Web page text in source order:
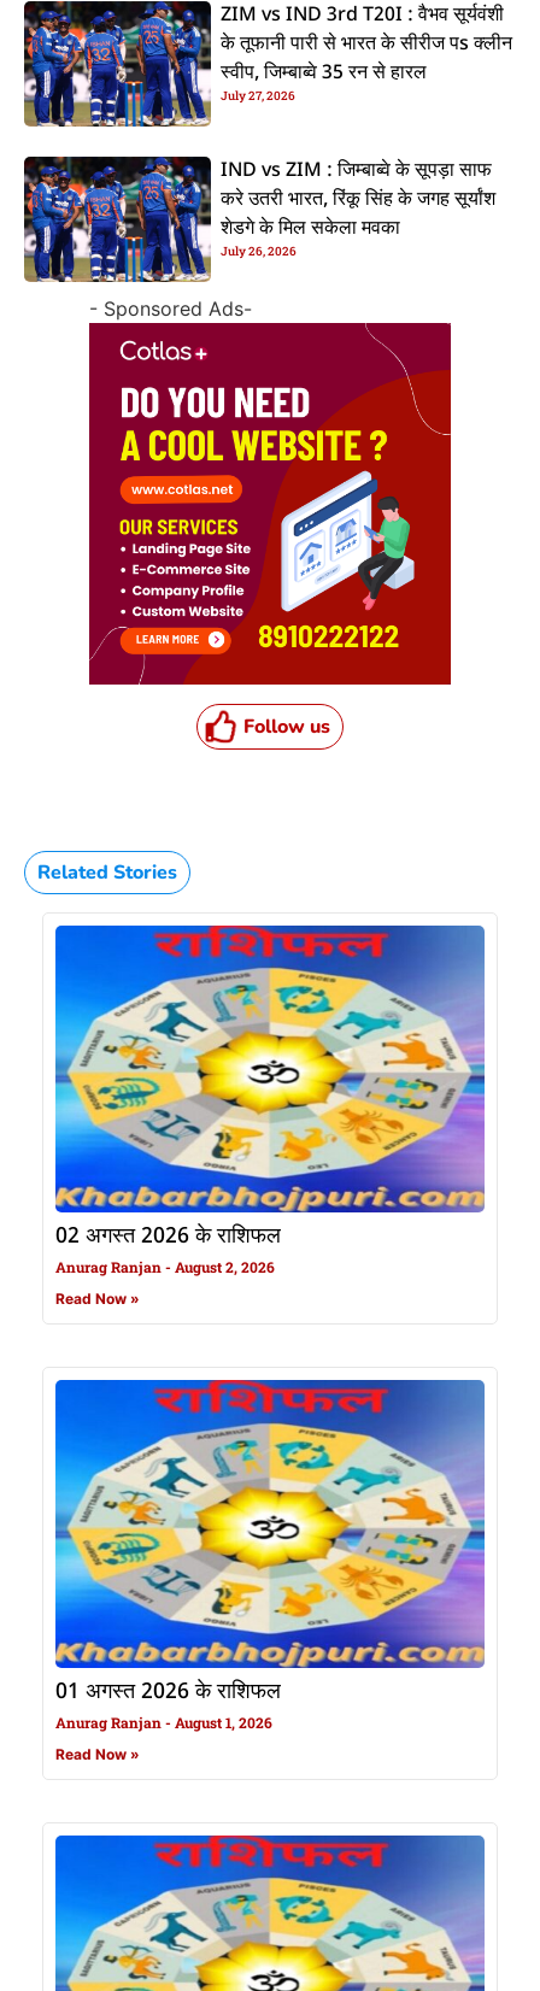
ZIM vs IND 3rd T20I : वैभव सूर्यवंशी
के तूफानी पारी से भारत के सीरीज पs क्लीन
स्वीप, जिम्बाब्वे 35 रन से हारल
July 27, 2026
IND vs ZIM : जिम्बाब्वे के सूपड़ा साफ
करे उतरी भारत, रिंकू सिंह के जगह सूर्यांश
शेडगे के मिल सकेला मवका
July 26, 2026
- Sponsored Ads-
Follow us
Related Stories
02 अगस्त 2026 के राशिफल
Anurag Ranjan August 2, 2026
Read Now »
01 अगस्त 2026 के राशिफल
Anurag Ranjan August 1, 2026
Read Now »